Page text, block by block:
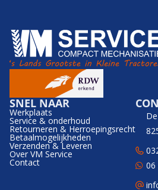
SNEL NAAR
Werkplaats
Service & onderhoud
Retourneren & Herroepingsrecht
Betaalmogelijkheden
Verzenden & Leveren
Over VM Service
Contact
06